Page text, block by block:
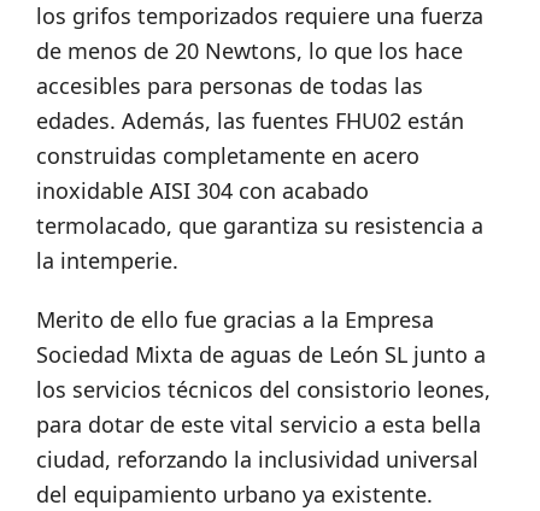
los grifos temporizados requiere una fuerza
de menos de 20 Newtons, lo que los hace
accesibles para personas de todas las
edades. Además, las fuentes FHU02 están
construidas completamente en acero
inoxidable AISI 304 con acabado
termolacado, que garantiza su resistencia a
la intemperie.
Merito de ello fue gracias a la Empresa
Sociedad Mixta de aguas de León SL junto a
los servicios técnicos del consistorio leones,
para dotar de este vital servicio a esta bella
ciudad, reforzando la inclusividad universal
del equipamiento urbano ya existente.